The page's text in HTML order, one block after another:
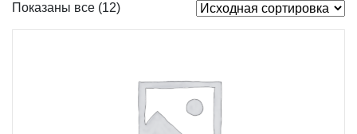
Показаны все (12)